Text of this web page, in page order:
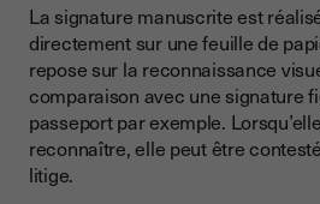
La signature manuscrite est
directement sur une feuille de
repose sur la reconnaissance
comparaison avec une signature
passeport par exemple.
reconnaître, elle peut être
litige.